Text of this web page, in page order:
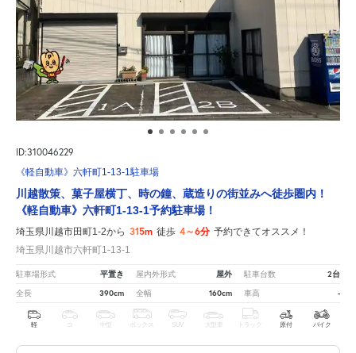
ID:310046229
《軽自動車》六軒町1-13-1駐車場
川越散策、菓子屋横丁、時の鐘、蔵造りの街並みへ徒歩圏内！
《軽自動車》六軒町1-13-1予約駐車場！
埼玉県川越市田町1-2から 315m 徒歩 4～6分 予約できてオススメ！
埼玉県川越市六軒町1-13-1
駐車場形式 平置き 屋内外形式 屋外 駐車台数 2台
全長 390cm 全幅 160cm 車高 -
軽 中型 ボックス SUV 大型車 トラック 原付 バイク